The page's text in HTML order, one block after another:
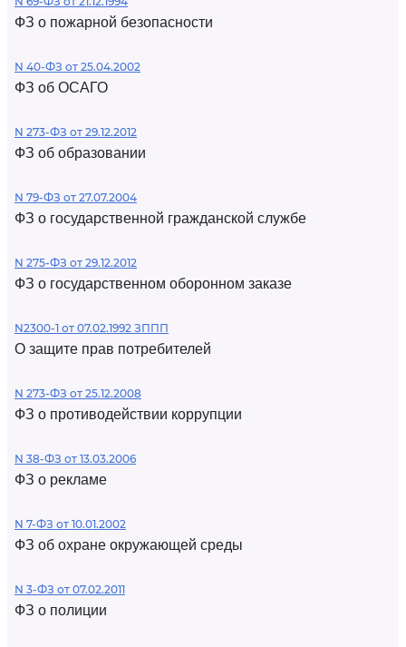
ФЗ о пожарной безопасности
N 40-ФЗ от 25.04.2002
ФЗ об ОСАГО
N 273-ФЗ от 29.12.2012
ФЗ об образовании
N 79-ФЗ от 27.07.2004
ФЗ о государственной гражданской службе
N 275-ФЗ от 29.12.2012
ФЗ о государственном оборонном заказе
N2300-1 от 07.02.1992 ЗППП
О защите прав потребителей
N 273-ФЗ от 25.12.2008
ФЗ о противодействии коррупции
N 38-ФЗ от 13.03.2006
ФЗ о рекламе
N 7-ФЗ от 10.01.2002
ФЗ об охране окружающей среды
N 3-ФЗ от 07.02.2011
ФЗ о полиции